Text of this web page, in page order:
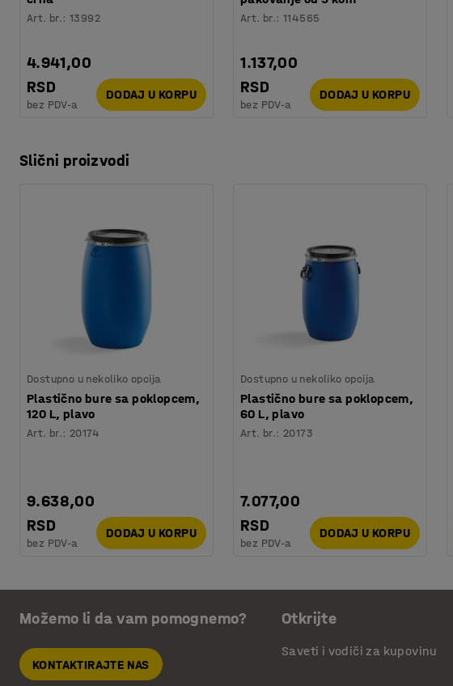
Art. br.:13992
4.941,00
RSD
bez PDV-a
DODAJ U KORPU
Art. br.:114565
1.137,00
RSD
bez PDV-a
DODAJ U KORPU
Slični proizvodi
Dostupno u nekoliko opcija
Plastično bure sa poklopcem,
120 L, plavo
Art. br.: 20174
9.638,00
RSD
bez PDV-a
DODAJ U KORPU
Dostupno u nekoliko opcija
Plastično bure sa poklopcem,
60 L, plavo
Art. br.: 20173
7.077,00
RSD
bez PDV-a
DODAJ U KORPU
Možemo li da vam pomognemo?
KONTAKTIRAJTE NAS
Otkrijte
Saveti i vodiči za kupovinu